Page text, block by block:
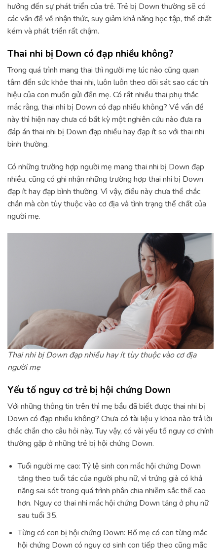
hưởng đến sự phát triển của trẻ. Trẻ bị Down thường sẽ có
các vấn đề về nhận thức, suy giảm khả năng học tập, thể chất
kém và phát triển rất chậm.
Thai nhi bị Down có đạp nhiều không?
Trong quá trình mang thai thì người mẹ lúc nào cũng quan
tâm đến sức khỏe thai nhi, luôn luôn theo dõi sát sao các tín
hiệu của con muốn gửi đến mẹ. Có rất nhiều thai phụ thắc
mắc rằng, thai nhi bị Down có đạp nhiều không? Về vấn đề
này thì hiện nay chưa có bất kỳ một nghiên cứu nào đưa ra
đáp án thai nhi bị Down đạp nhiều hay đạp ít so với thai nhi
bình thường.
Có những trường hợp người mẹ mang thai nhi bị Down đạp
nhiều, cũng có ghi nhận những trường hợp thai nhi bị Down
đạp ít hay đạp bình thường. Vì vậy, điều này chưa thể chắc
chắn mà còn tùy thuộc vào cơ địa và tình trạng thể chất của
người mẹ.
Thai nhi bị Down đạp nhiều hay ít tùy thuộc vào cơ địa
người mẹ
Yếu tố nguy cơ trẻ bị hội chứng Down
Với những thông tin trên thì mẹ bầu đã biết được thai nhi bị
Down có đạp nhiều không? Chưa có tài liệu y khoa nào trả lời
chắc chắn cho câu hỏi này. Tuy vậy, có vài yếu tố nguy cơ chính
thường gặp ở những trẻ bị hội chứng Down.
Tuổi người mẹ cao: Tỷ lệ sinh con mắc hội chứng Down
tăng theo tuổi tác của người phụ nữ, vì trứng già có khả
năng sai sót trong quá trình phân chia nhiễm sắc thể cao
hơn. Nguy cơ thai nhi mắc hội chứng Down tăng ở phụ nữ
sau tuổi 35.
Từng có con bị hội chứng Down: Bố mẹ có con từng mắc
hội chứng Down có nguy cơ sinh con tiếp theo cũng mắc